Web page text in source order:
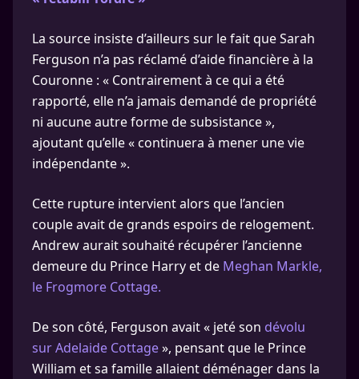
La source insiste d’ailleurs sur le fait que Sarah
Ferguson n’a pas réclamé d’aide financière à la
Couronne : « Contrairement à ce qui a été
rapporté, elle n’a jamais demandé de propriété
ni aucune autre forme de subsistance »,
ajoutant qu’elle « continuera à mener une vie
indépendante ».
Cette rupture intervient alors que l’ancien
couple avait de grands espoirs de relogement.
Andrew aurait souhaité récupérer l’ancienne
demeure du Prince Harry et de Meghan Markle,
le Frogmore Cottage.
De son côté, Ferguson avait « jeté son dévolu
sur Adelaide Cottage», pensant que le Prince
William et sa famille allaient déménager dans la